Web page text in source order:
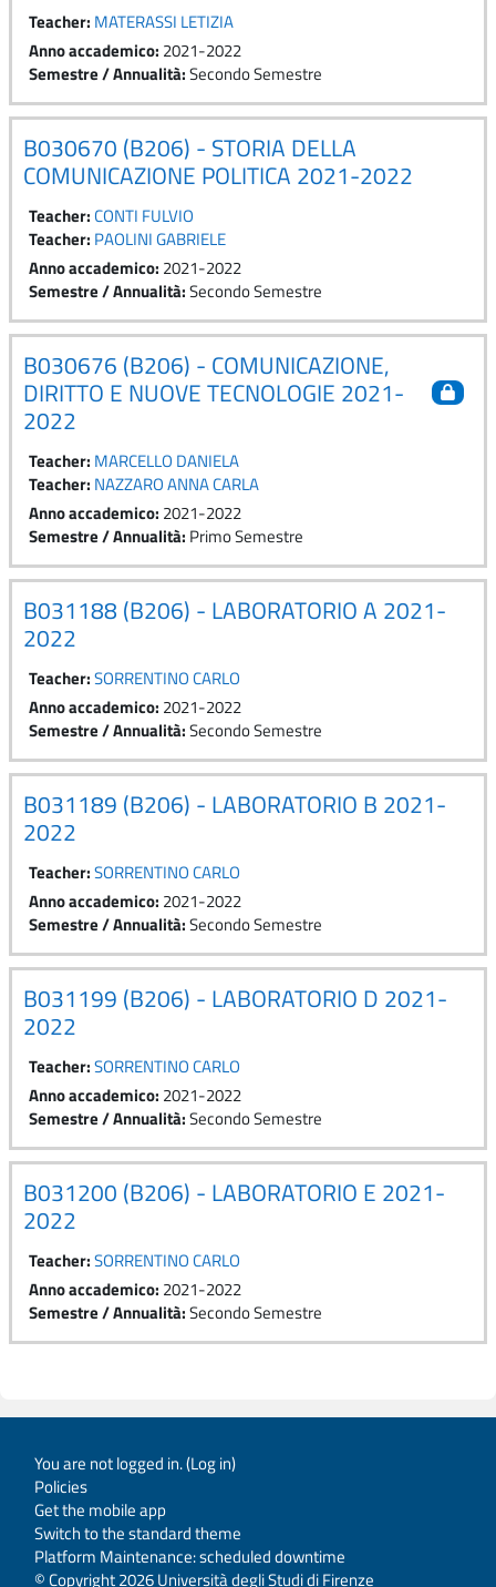
Teacher: MATERASSI LETIZIA
Anno accademico: 2021-2022
Semestre / Annualità:Secondo Semestre
B030670 (B206) - STORIA DELLA
COMUNICAZIONE POLITICA 2021-2022
Teacher:CONTI FULVIO
Teacher: PAOLINI GABRIELE
Anno accademico: 2021-2022
Semestre / Annualità:Secondo Semestre
B030676 (B206) - COMUNICAZIONE,
DIRITTO E NUOVE TECNOLOGIE 2021-
2022
Teacher: MARCELLO DANIELA
Teacher: NAZZARO ANNA CARLA
Anno accademico: 2021-2022
Semestre / Annualità: Primo Semestre
B031188 (B206) - LABORATORIO A 2021-
2022
Teacher:SORRENTINO CARLO
Anno accademico: 2021-2022
Semestre / Annualità:Secondo Semestre
B031189 (B206) - LABORATORIO B 2021-
2022
Teacher:SORRENTINO CARLO
Anno accademico: 2021-2022
Semestre / Annualità:Secondo Semestre
B031199 (B206) - LABORATORIO D 2021-
2022
Teacher:SORRENTINO CARLO
Anno accademico: 2021-2022
Semestre / Annualità:Secondo Semestre
B031200 (B206) - LABORATORIO E 2021-
2022
Teacher:SORRENTINO CARLO
Anno accademico: 2021-2022
Semestre / Annualità:Secondo Semestre
You are not logged in. (Log in)
Policies
Get the mobile app
Switch to the standard theme
Platform Maintenance: scheduled downtime
© Copyright 2026 Università degli Studi di Firenze